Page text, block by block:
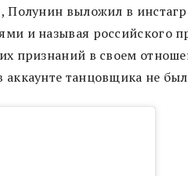
Полунин выложил в
и называя российского
признаний в своем
танцовщика не